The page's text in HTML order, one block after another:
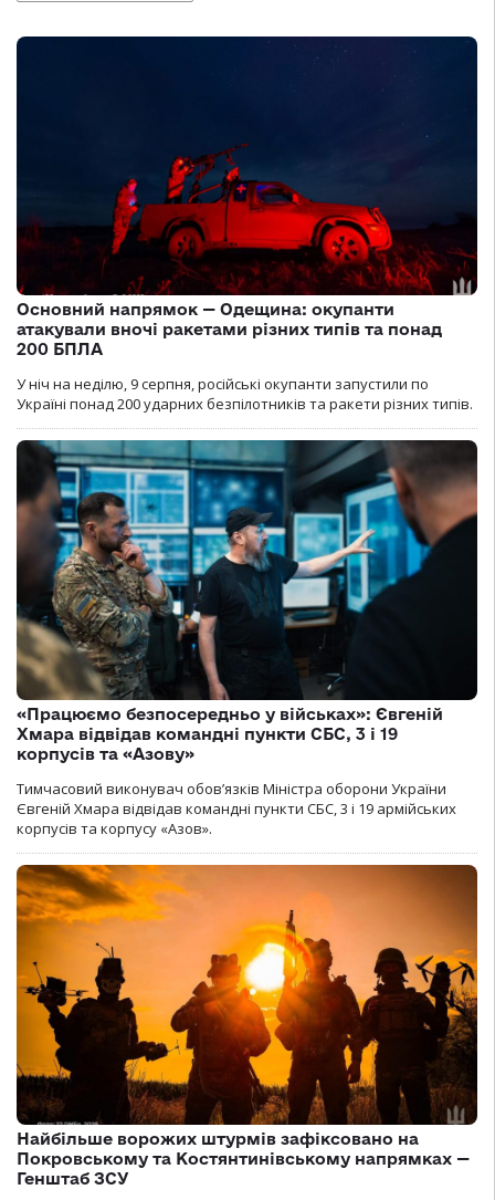
Основний напрямок — Одещина: окупанти
атакували вночі ракетами різних типів та понад
200 БПЛА
У ніч на неділю, 9 серпня, російські окупанти запустили по
Україні понад 200 ударних безпілотників та ракети різних типів.
«Працюємо безпосередньо у військах»: Євгеній
Хмара відвідав командні пункти СБС, 3 і 19
корпусів та «Азову»
Тимчасовий виконувач обов’язків Міністра оборони України
Євгеній Хмара відвідав командні пункти СБС, 3 і 19 армійських
корпусів та корпусу «Азов».
Найбільше ворожих штурмів зафіксовано на
Покровському та Костянтинівському напрямках —
Генштаб ЗСУ